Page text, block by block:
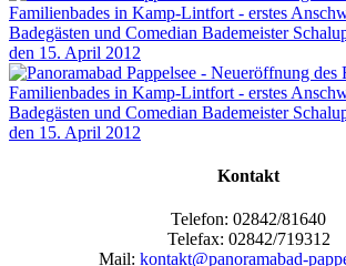
Kontakt
Telefon: 02842/81640
Telefax: 02842/719312
Mail: kontakt@panoramabad-